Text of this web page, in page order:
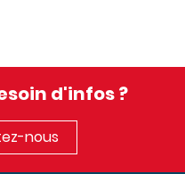
d'infos ?
nous